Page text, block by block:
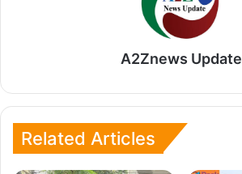
A2Znews Update
Related Articles